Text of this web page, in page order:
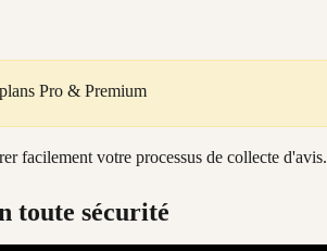
Pro & Premium
facilement votre processus de collecte d'avis.
toute sécurité